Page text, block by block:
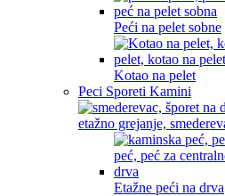
Peći na pelet sobne
Kotao na pelet
Peci Sporeti Kamini
Etažne peći na drva